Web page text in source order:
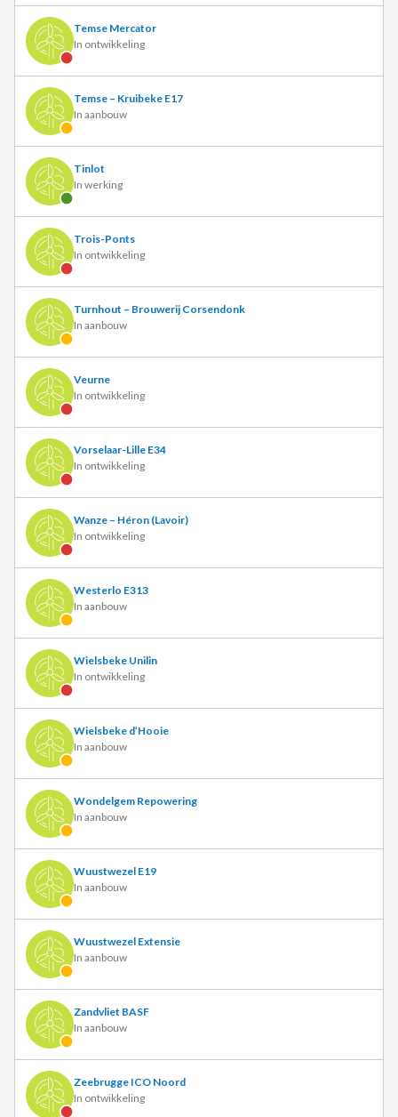
Temse Mercator
In ontwikkeling
Temse – Kruibeke E17
In aanbouw
Tinlot
In werking
Trois-Ponts
In ontwikkeling
Turnhout – Brouwerij Corsendonk
In aanbouw
Veurne
In ontwikkeling
Vorselaar-Lille E34
In ontwikkeling
Wanze – Héron (Lavoir)
In ontwikkeling
Westerlo E313
In aanbouw
Wielsbeke Unilin
In ontwikkeling
Wielsbeke d’Hooie
In aanbouw
Wondelgem Repowering
In aanbouw
Wuustwezel E19
In aanbouw
Wuustwezel Extensie
In aanbouw
Zandvliet BASF
In aanbouw
Zeebrugge ICO Noord
In ontwikkeling